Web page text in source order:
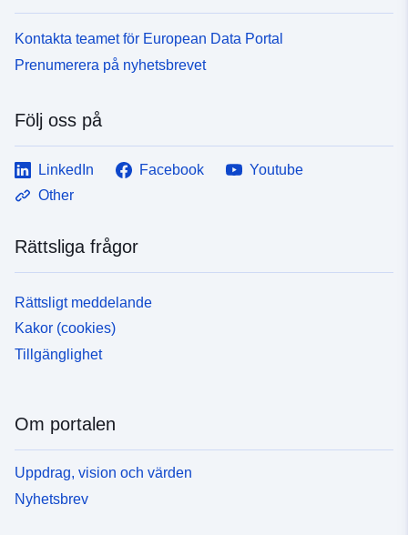
Kontakta teamet för European Data Portal
Prenumerera på nyhetsbrevet
Följ oss på
LinkedIn Facebook
Youtube
Other
Rättsliga frågor
Rättsligt meddelande
Kakor (cookies)
Tillgänglighet
Om portalen
Uppdrag, vision och värden
Nyhetsbrev